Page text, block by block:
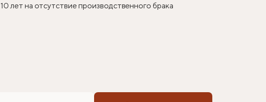
10 лет на отсутствие производственного брака